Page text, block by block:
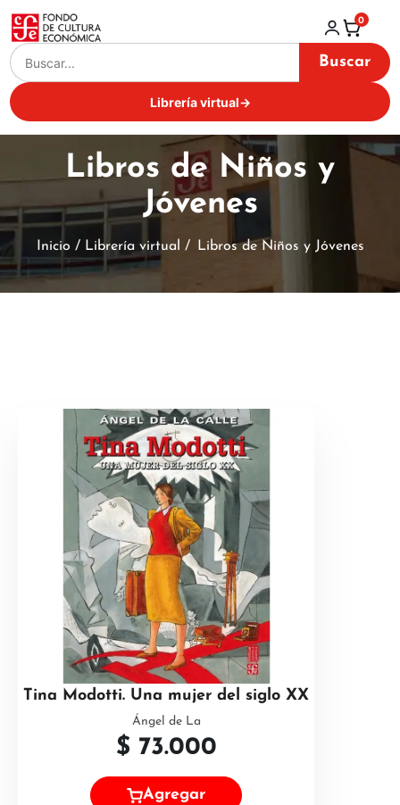
Buscar
Librería virtual→
0
Libros de Niños y
Jóvenes
Inicio / Librería virtual / Libros de Niños y Jóvenes
Tina Modotti. Una mujer del siglo XX
Ángel de La
$ 73.000
Agregar